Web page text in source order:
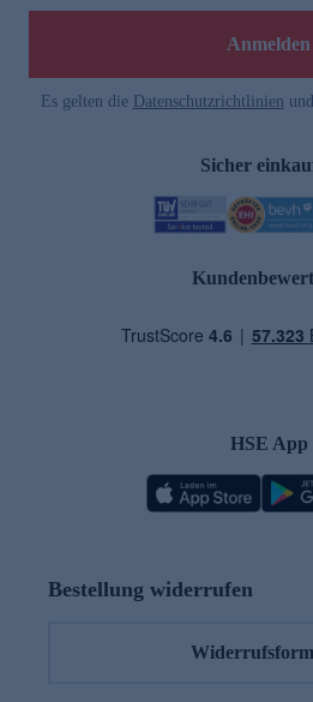
Anmelden
Es gelten die Datenschutzrichtlinien
Sicher
HSE App
Bestellung widerrufen